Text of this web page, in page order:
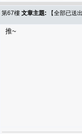
第67樓 文章主題: 【全部已送
推~